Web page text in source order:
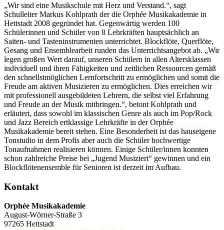
„Wir sind eine Musikschule mit Herz und Verstand.“, sagt
Schulleiter Markus Kohlprath der die Orphée Musikakademie in
Hettstadt 2008 gegründet hat. Gegenwärtig werden 100
Schülerinnen und Schüler von 8 Lehrkräften hauptsächlich an
Saiten- und Tasteninstrumenten unterrichtet. Blockflöte, Querflöte,
Gesang und Ensemblearbeit runden das Unterrichtsangebot ab. „Wir
legen großen Wert darauf, unseren Schülern in allen Altersklassen
individuell und ihren Fähigkeiten und zeitlichen Ressourcen gemäß
den schnellstmöglichen Lernfortschritt zu ermöglichen und somit die
Freude am aktiven Musizieren zu ermöglichen. Dies erreichen wir
mit professionell ausgebildeten Lehrern, die selbst viel Erfahrung
und Freude an der Musik mitbringen.“, betont Kohlprath und
erläutert, dass sowohl im klassischen Genre als auch im Pop/Rock
und Jazz Bereich ertklassige Lehrkräfte in der Orphée
Musikakademie bereit stehen. Eine Besonderheit ist das hauseigene
Tonstudio in dem Profis aber auch die Schüler hochwertige
Tonaufnahmen realisieren können. Einige Schüler/innen konnten
schon zahlreiche Preise bei „Jugend Musiziert“ gewinnen und ein
Blockflötenensemble für Senioren ist derzeit im Aufbau.
Kontakt
Orphée Musikakademie
August-Wörner-Straße 3
97265 Hettstadt